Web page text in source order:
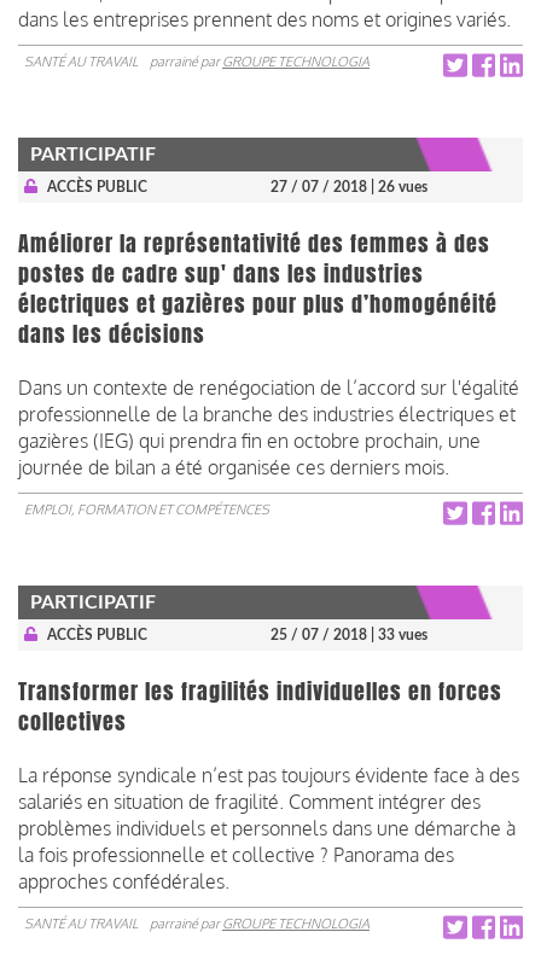
dans les entreprises prennent des noms et origines variés.
SANTÉ AU TRAVAIL parrainé parGROUPE TECHNOLOGIA
PARTICIPATIF
ACCÈS PUBLIC 27 / 07 / 2018 | 26 vues
Améliorer la représentativité des femmes à des
postes de cadre sup' dans les industries
électriques et gazières pour plus d’homogénéité
dans les décisions
Dans un contexte de renégociation de l’accord sur l'égalité
professionnelle de la branche des industries électriques et
gazières (IEG) qui prendra fin en octobre prochain, une
journée de bilan a été organisée ces derniers mois.
EMPLOI, FORMATION ET COMPÉTENCES
PARTICIPATIF
ACCÈS PUBLIC 25 / 07 / 2018 | 33 vues
Transformer les fragilités individuelles en forces
collectives
La réponse syndicale n’est pas toujours évidente face à des
salariés en situation de fragilité. Comment intégrer des
problèmes individuels et personnels dans une démarche à
la fois professionnelle et collective ? Panorama des
approches confédérales.
SANTÉ AU TRAVAIL parrainé parGROUPE TECHNOLOGIA